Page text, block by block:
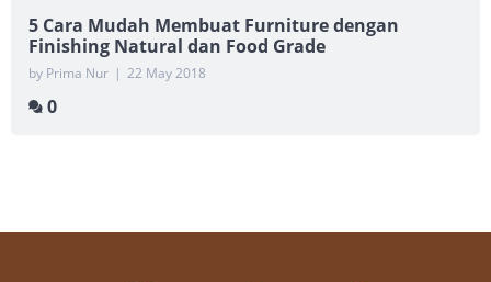
5 Cara Mudah Membuat Furniture dengan
Finishing Natural dan Food Grade
by Prima Nur | 22 May 2018
0